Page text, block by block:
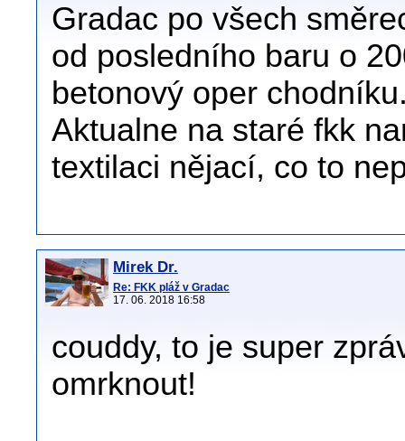
Gradac po všech
od posledního baru o
betonový oper
Aktualne na staré fkk
textilaci nějací, co to
Mirek Dr.
Re: FKK pláž v Gradac
17. 06. 2018 16:58
couddy, to je super
omrknout!